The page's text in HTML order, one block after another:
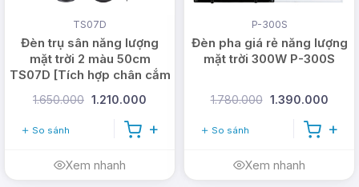
TS07D
Đèn trụ sân năng lượng
mặt trời 2 màu 50cm
TS07D [Tích hợp chân cắm
1.650.000 1.210.000
So sánh
Xem nhanh
P-300S
Đèn pha giá rẻ năng lượng
mặt trời 300W P-300S
1.780.000 1.390.000
So sánh
Xem nhanh